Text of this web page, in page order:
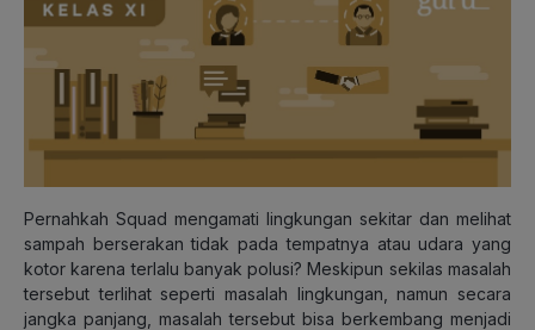
Pernahkah Squad mengamati lingkungan sekitar dan melihat
sampah berserakan tidak pada tempatnya atau udara yang
kotor karena terlalu banyak polusi? Meskipun sekilas masalah
tersebut terlihat seperti masalah lingkungan, namun secara
jangka panjang, masalah tersebut bisa berkembang menjadi